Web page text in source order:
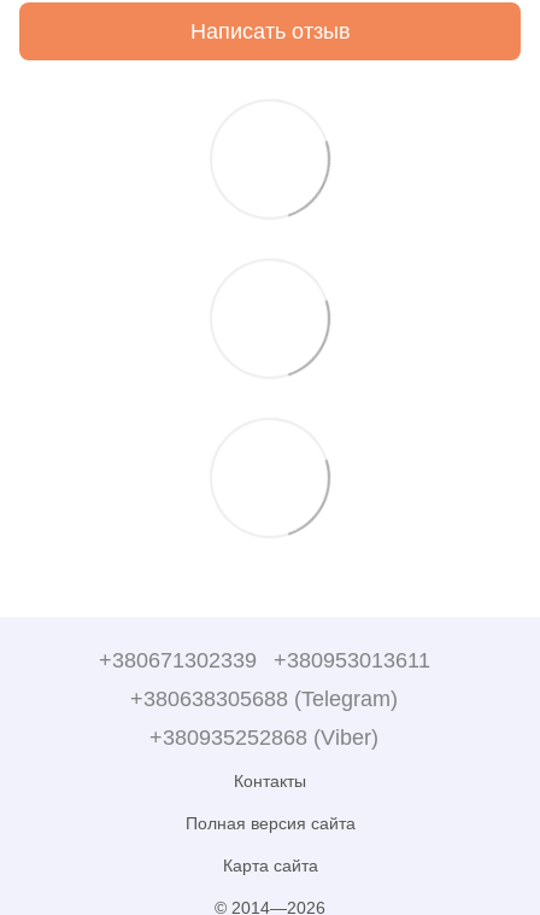
Написать отзыв
+380671302339
+380953013611
+380638305688 (Telegram)
+380935252868 (Viber)
Контакты
Полная версия сайта
Карта сайта
© 2014—2026